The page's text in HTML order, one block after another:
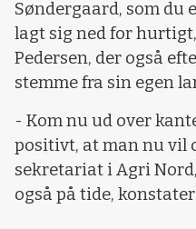
Søndergaard, som du
lagt sig ned for
Pedersen, der også
stemme fra sin egen
- Kom nu ud over
positivt, at man nu vil
sekretariat i Agri
også på tide,